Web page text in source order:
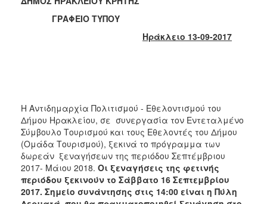
2019
2013
2012
2011
2010
2006
ΓΡΑΦΕΙΟ ΤΥΠΟΥ
Ηράκλειο 13-09-2017
Η Αντιδημαρχία Πολιτισμού - Εθελοντισμού του
Δήμου Ηρακλείου, σε συνεργασία τον Εντεταλμένο
Σύμβουλο Τουρισμού και τους Εθελοντές του Δήμου
(Ομάδα Τουρισμού), ξεκινά το πρόγραμμα των
δωρεάν ξεναγήσεων της περιόδου Σεπτέμβριου
2017- Μάιου 2018. Οι ξεναγήσεις της φετινής
περιόδου ξεκινούν το Σάββατο 16 Σεπτεμβρίου
2017. Σημείο συνάντησης στις 14:00 είναι η Πύλη